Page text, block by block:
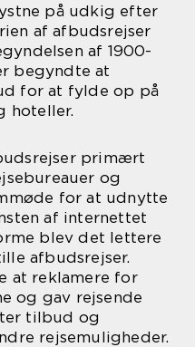
på udkig efter
af afbudsrejser
af 1900-
begyndte at
for at fylde op på
hoteller.
primært
og
for at udnytte
af internettet
blev det lettere
afbudsrejser.
at reklamere for
og gav rejsende
tilbud og
rejsemuligheder.